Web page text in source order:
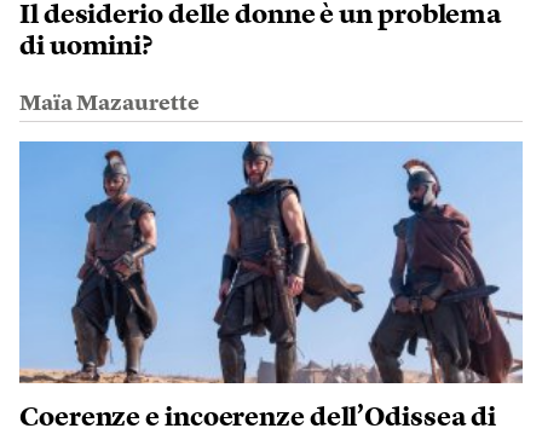
Il desiderio delle donne è un problema
di uomini?
Maïa Mazaurette
Coerenze e incoerenze dell’Odissea di